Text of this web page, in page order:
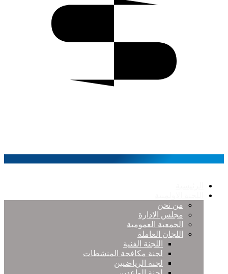
من نحن
مجلس الادارة
الجمعية العمومية
اللجان العاملة
اللجنة الفنية
لجنة مكافحة المنشطات
لجنة الرياضيين